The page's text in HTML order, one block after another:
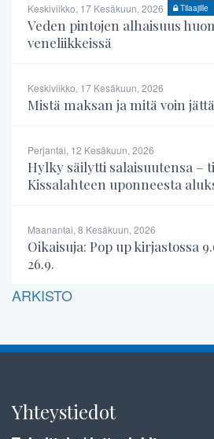
Keskiviikko, 17 Kesäkuun, 2026 Tilaajille
Veden pintojen alhaisuus
veneliikkeissä
Keskiviikko, 17 Kesäkuun, 2026
Mistä maksan ja mitä voin
Perjantai, 12 Kesäkuun, 2026
Hylky säilytti salaisuutensa –
Kissalahteen uponneesta
Maanantai, 8 Kesäkuun, 2026
Oikaisuja: Pop up kirjastossa
26.9.
ARKISTO
Yhteystiedot